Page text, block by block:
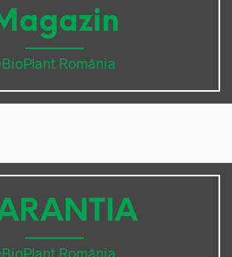
România
România